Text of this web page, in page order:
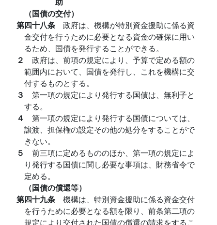
（国債の交付）
第四十八条 政府は、機構が特別資金援助に係る資
金交付を行うために必要となる資金の確保に用い
るため、国債を発行することができる。
２ 政府は、前項の規定により、予算で定める額の
範囲内において、国債を発行し、これを機構に交
付するものとする。
３ 第一項の規定により発行する国債は、無利子と
する。
４ 第一項の規定により発行する国債については、
譲渡、担保権の設定その他の処分をすることがで
きない。
５ 前三項に定めるもののほか、第一項の規定によ
り発行する国債に関し必要な事項は、財務省令で
定める。
（国債の償還等）
第四十九条 機構は、特別資金援助に係る資金交付
を行うために必要となる額を限り、前条第二項の
規定により交付された国債の償還の請求をするこ